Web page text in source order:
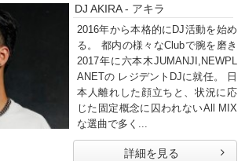
DJ AKIRA - アキラ
2016年から本格的にDJ活動を始め
る。 都内の様々なClubで腕を磨き
2017年に六本木JUMANJI,NEWPL
ANETの レジデントDJに就任。 日
本人離れした顔立ちと、状況に応
じた固定概念に囚われないAll MIX
な選曲で多く...
詳細を見る